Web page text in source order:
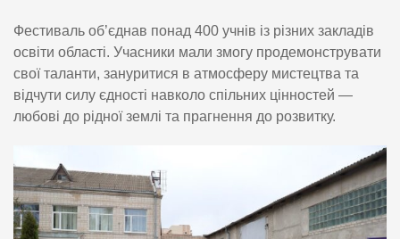
Фестиваль об’єднав понад 400 учнів із різних закладів
освіти області. Учасники мали змогу продемонструвати
свої таланти, зануритися в атмосферу мистецтва та
відчути силу єдності навколо спільних цінностей —
любові до рідної землі та прагнення до розвитку.